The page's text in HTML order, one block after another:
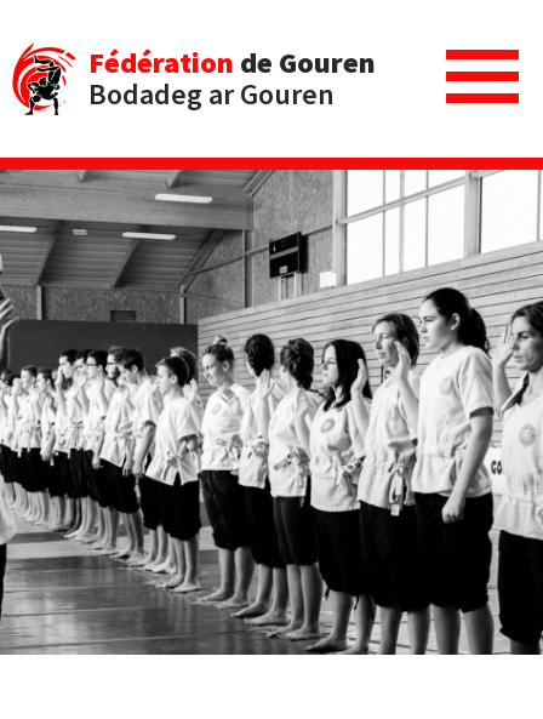
Fédération de Gouren
Bodadeg ar Gouren